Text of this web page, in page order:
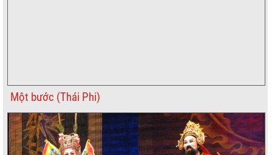
Một bước (Thái Phi)